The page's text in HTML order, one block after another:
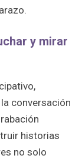
y mirar
conversación
historias
no solo